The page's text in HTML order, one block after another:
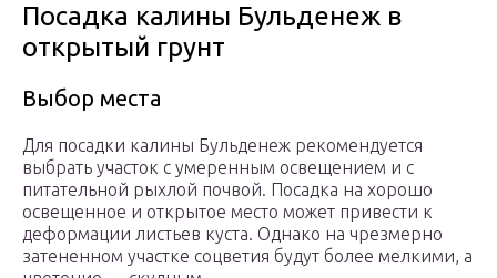
Посадка калины Бульденеж в
открытый грунт
Выбор места
Для посадки калины Бульденеж рекомендуется
выбрать участок с умеренным освещением и с
питательной рыхлой почвой. Посадка на хорошо
освещенное и открытое место может привести к
деформации листьев куста. Однако на чрезмерно
затененном участке соцветия будут более мелкими, а